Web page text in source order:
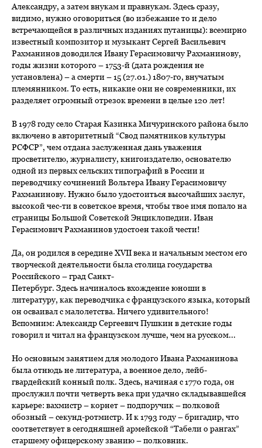
Александру, а затем внукам и правнукам. Здесь сразу,
видимо, нужно оговориться (во избежание то и дело
встречающейся в различных изданиях путаницы): всемирно
известный композитор и музыкант Сергей Васильевич
Рахманинов доводился Ивану Герасимовичу Рахманинову,
годы жизни которого – 1753-й (дата рождения не
установлена) – а смерти – 15 (27.01.) 1807-го, внучатым
племянником. То есть, никакие они не современники, их
разделяет огромный отрезок времени в целые 120 лет!
В 1978 году село Старая Казинка Мичуринского района было
включено в авторитетный “Свод памятников культуры
РСФСР”, чем отдана заслуженная дань уважения
просветителю, журналисту, книгоиздателю, основателю
одной из первых сельских типографий в России и
переводчику сочинений Вольтера Ивану Герасимовичу
Рахманинову. Нужно было удостоиться высочайших заслуг,
высокой чес-ти в советское время, чтобы твое имя попало на
страницы Большой Советской Энциклопедии. Иван
Герасимович Рахманинов удостоен такой чести!
Да, он родился в середине ХVII века и начальным местом его
творческой деятельности была столица государства
Российского – град Санкт-
Петербург. Здесь начиналось вхождение юноши в
литературу, как переводчика с французского языка, который
он осваивал с малолетства. Ничего удивительного!
Вспомним: Александр Сергеевич Пушкин в детские годы
говорил и читал на французском лучше, чем на русском...
Но основным занятием для молодого Ивана Рахманинова
была отнюдь не литература, а военное дело, лейб-
гвардейский конный полк. Здесь, начиная с 1770 года, он
прослужил почти четверть века при удачно складывавшейся
карьере: вахмистр – корнет – подпоручик – полковой
обозный – секунд-ротмистр. И к 1793 году – бригадир, что
соответствует в сегодняшней армейской “Табели о рангах”
старшему офицерскому званию – полковник.